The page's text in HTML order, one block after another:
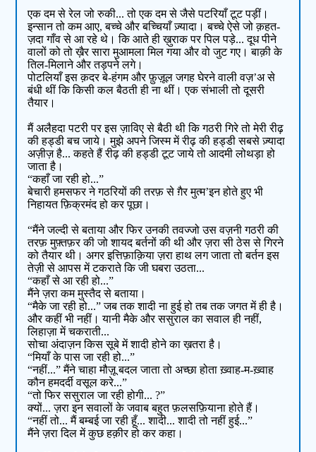
एक दम से रेल जो रुकी... तो एक दम से जैसे पटरियाँ टूट पड़ीं।
इन्सान तो कम आए, बच्चे और बच्चियाँ ज़्यादा। बच्चे ऐसे जो क़हत-
ज़दा गाँव से आ रहे थे। कि आते ही ख़ुराक पर पिल पड़े... दूध पीने
वालों को तो ख़ैर सारा मुआमला मिल गया और वो जुट गए। बाक़ी के
तिल-मिलाने और तड़पने लगे।
पोटलियाँ इस क़दर बे-हंगम और फ़ुज़ूल जगह घेरने वाली वज़’अ से
बंधी थीं कि किसी कल बैठती ही ना थीं। एक संभाली तो दूसरी
तैयार।
मैं अलैहदा पटरी पर इस ज़ाविए से बैठी थी कि गठरी गिरे तो मेरी रीढ़
की हड्डी बच जाये। मुझे अपने जिस्म में रीढ़ की हड्डी सबसे ज़्यादा
अज़ीज़ है... कहते हैं रीढ़ की हड्डी टूट जाये तो आदमी लोथड़ा हो
जाता है।
“कहाँ जा रही हो...”
बेचारी हमसफर ने गठरियों की तरफ़ से ग़ैर मुत्म’इन होते हुए भी
निहायत फ़िक्रमंद हो कर पूछा।
“मैंने जल्दी से बताया और फिर उनकी तवज्जो उस वज़नी गठरी की
तरफ़ मुफ़्तफ़र की जो शायद बर्तनों की थी और ज़रा सी ठेस से गिरने
को तैयार थी। अगर इत्तिफ़ाक़िया ज़रा हाथ लग जाता तो बर्तन इस
तेज़ी से आपस में टकराते कि जी घबरा उठता...
“कहाँ से आ रही हो...”
मैंने ज़रा कम मुस्तैद से बताया।
“मैके जा रही हो...” जब तक शादी ना हुई हो तब तक जगत में ही है।
और कहीं भी नहीं। यानी मैके और ससुराल का सवाल ही नहीं,
लिहाज़ा में चकराती...
सोचा अंदाज़न किस सूबे में शादी होने का ख़तरा है।
“मियाँ के पास जा रही हो...”
“नहीं...” मैंने चाहा मौज़ू बदल जाता तो अच्छा होता ख़्वाह-म-ख़्वाह
कौन हमदर्दी वसूल करे...”
“तो फिर ससुराल जा रही होगी... ?”
क्यों... ज़रा इन सवालों के जवाब बहुत फ़लसफ़ियाना होते हैं।
“नहीं तो... मैं बम्बई जा रही हूँ... शादी... शादी तो नहीं हुई...”
मैंने ज़रा दिल में कुछ हक़ीर हो कर कहा।